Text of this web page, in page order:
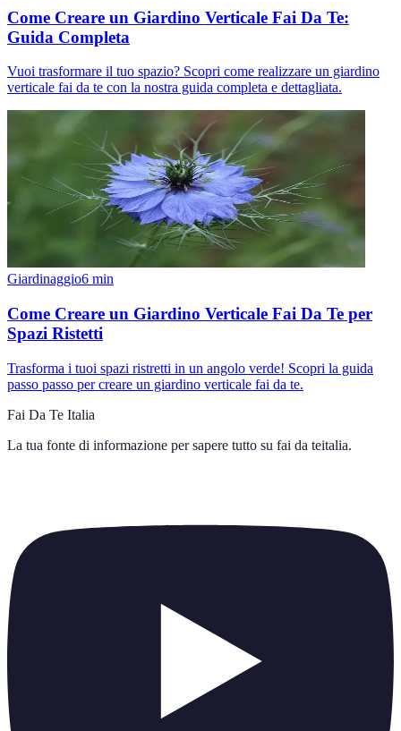
Come Creare un Giardino Verticale Fai Da Te:
Guida Completa
Vuoi trasformare il tuo spazio? Scopri come realizzare un giardino
verticale fai da te con la nostra guida completa e dettagliata.
Giardinaggio6 min
Come Creare un Giardino Verticale Fai Da Te per
Spazi Ristetti
Trasforma i tuoi spazi ristretti in un angolo verde! Scopri la guida
passo passo per creare un giardino verticale fai da te.
Fai Da Te Italia
La tua fonte di informazione per sapere tutto su fai da teitalia.